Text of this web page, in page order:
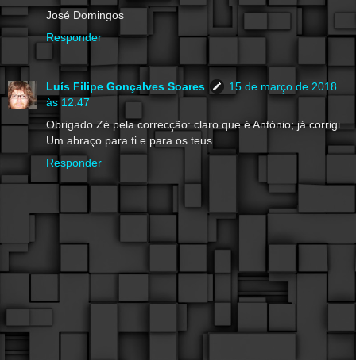
José Domingos
Responder
Luís Filipe Gonçalves Soares
15 de março de 2018
às 12:47
Obrigado Zé pela correcção: claro que é António; já corrigi.
Um abraço para ti e para os teus.
Responder